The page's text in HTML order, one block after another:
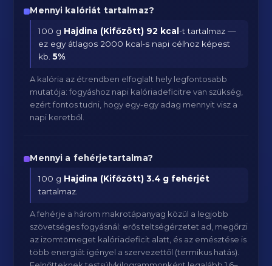
Mennyi kalóriát tartalmaz?
100 g Hajdina (Kifőzött) 92 kcal-t tartalmaz —
ez egy átlagos 2000 kcal-s napi célhoz képest
kb.5%
A kalória az étrendben elfoglalt hely legfontosabb
mutatója: fogyáshoz napi kalóriadeficitre van szükség,
ezért fontos tudni, hogy egy-egy adag mennyit visz a
napi keretből.
Mennyi a fehérjetartalma?
100 g Hajdina (Kifőzött) 3.4 g fehérjét
tartalmaz.
A fehérje a három makrotápanyag közül a legjobb
szövetséges fogyásnál: erős teltségérzetet ad, megőrzi
az izomtömeget kalóriadeficit alatt, és az emésztése is
több energiát igényel a szervezettől (termikus hatás).